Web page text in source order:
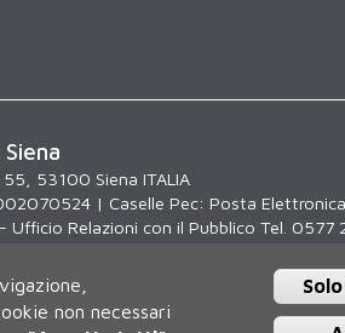
53100 Siena ITALIA
| Caselle Pec: Posta
Ufficio Relazioni con il Pubblico Tel. 0577
non necessari